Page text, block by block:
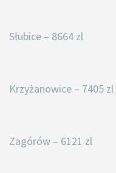
Słubice – 8664 zl
Krzyżanowice – 7405 zl
Zagórów – 6121 zl